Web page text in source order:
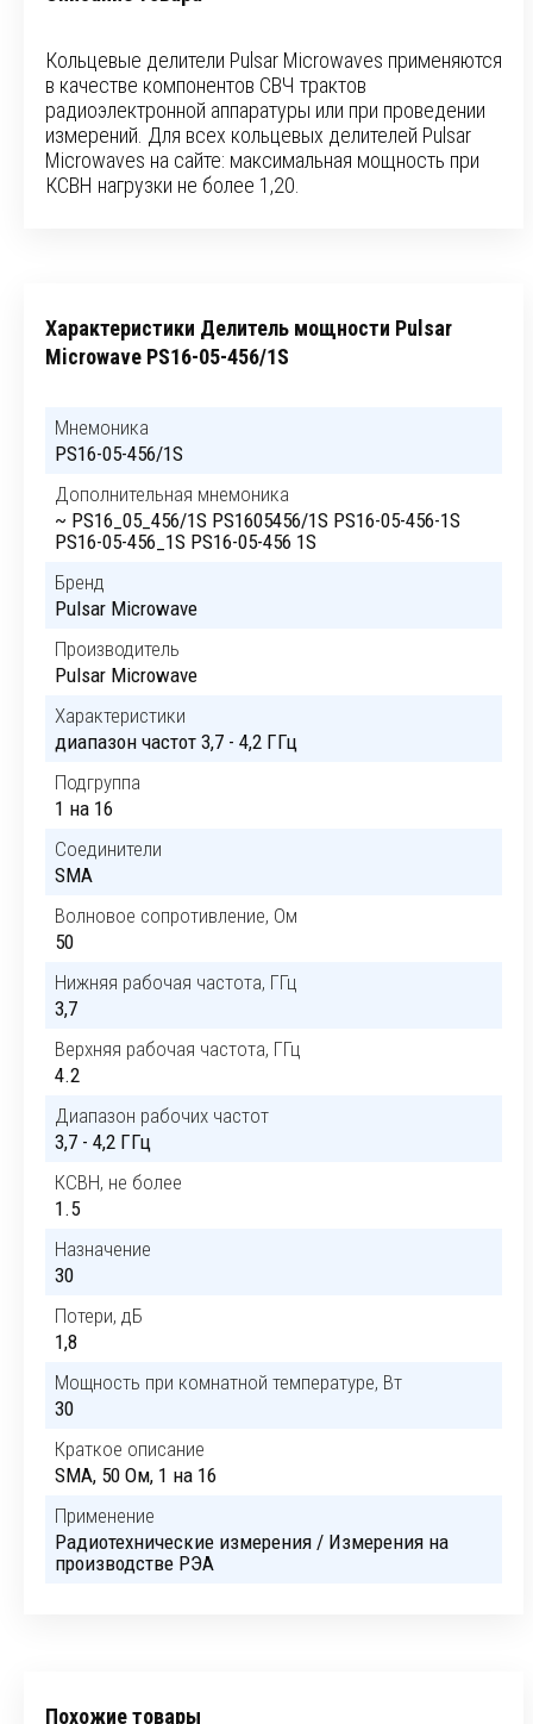
Кольцевые делители Pulsar Microwaves применяются
в качестве компонентов СВЧ трактов
радиоэлектронной аппаратуры или при проведении
измерений. Для всех кольцевых делителей Pulsar
Microwaves на сайте: максимальная мощность при
КСВН нагрузки не более 1,20.
Характеристики Делитель мощности Pulsar
Microwave PS16-05-456/1S
Мнемоника
PS16-05-456/1S
Дополнительная мнемоника
~ PS16_05_456/1S PS1605456/1S PS16-05-456-1S
PS16-05-456_1S PS16-05-456 1S
Бренд
Pulsar Microwave
Производитель
Pulsar Microwave
Характеристики
диапазон частот 3,7 - 4,2 ГГц
Подгруппа
1 на 16
Соединители
SMA
Волновое сопротивление, Ом
50
Нижняя рабочая частота, ГГц
3,7
Верхняя рабочая частота, ГГц
4.2
Диапазон рабочих частот
3,7 - 4,2 ГГц
КСВН, не более
1.5
Назначение
30
Потери, дБ
1,8
Мощность при комнатной температуре, Вт
30
Краткое описание
SMA, 50 Ом, 1 на 16
Применение
Радиотехнические измерения / Измерения на
производстве РЭА
Похожие товары